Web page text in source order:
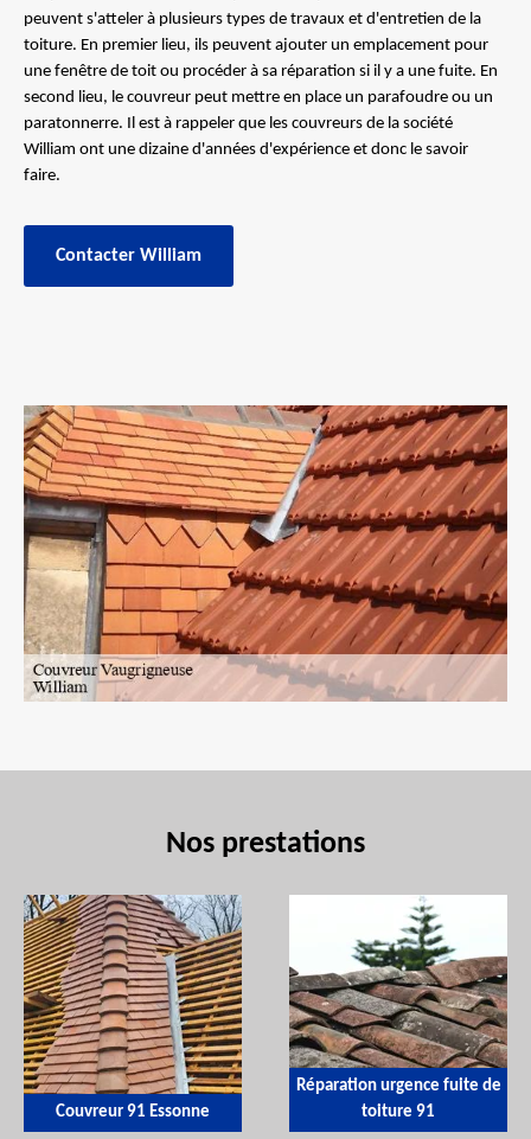
peuvent s'atteler à plusieurs types de travaux et d'entretien de la
toiture. En premier lieu, ils peuvent ajouter un emplacement pour
une fenêtre de toit ou procéder à sa réparation si il y a une fuite. En
second lieu, le couvreur peut mettre en place un parafoudre ou un
paratonnerre. Il est à rappeler que les couvreurs de la société
William ont une dizaine d'années d'expérience et donc le savoir
faire.
Contacter William
Nos prestations
Couvreur 91 Essonne
Réparation urgence fuite de
toiture 91